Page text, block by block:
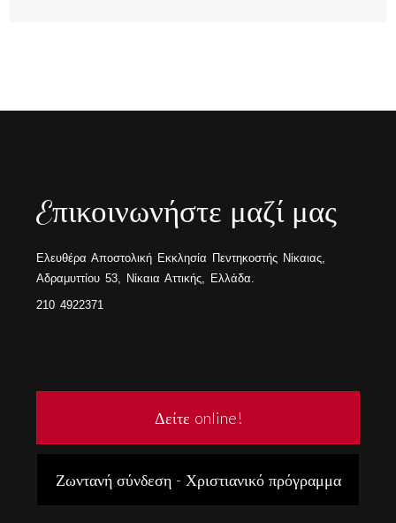
Eπικοινωνήστε μαζί μας
Ελευθέρα Αποστολική Εκκλησία Πεντηκοστής Νίκαιας,
Αδραμυττίου 53, Νίκαια Αττικής, Ελλάδα.
210 4922371
Δείτε online!
Ζωντανή σύνδεση - Χριστιανικό πρόγραμμα